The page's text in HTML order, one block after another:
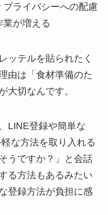
ライバシーへの配慮
業が増える
ッテルを貼られたく
由は「食材準備のた
大切なんです。
LINE登録や簡単な
な方法を取り入れる
うですか？」と会話
る方法もあるみたい
登録方法が負担に感